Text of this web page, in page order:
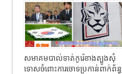
សមាគមបាល់ទាត់កូរ៉េខាងត្បូងសុំ
ទោសចំពោះការចោទប្រកាន់ពាក់ព័ន្ធ